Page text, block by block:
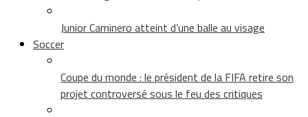
Junior Caminero atteint d’une balle au visage
Soccer
Coupe du monde : le président de la FIFA retire son
projet controversé sous le feu des critiques